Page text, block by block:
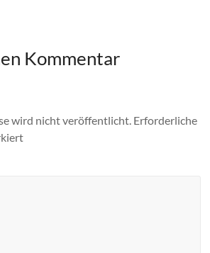
Kommentar
wird nicht veröffentlicht. Erforderliche